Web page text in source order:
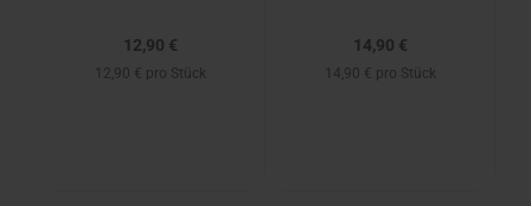
12,90 €
12,90 € pro Stück
14,90 €
14,90 € pro Stück